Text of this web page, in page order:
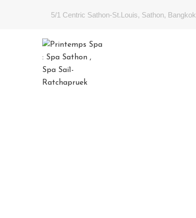
5/1 Centric Sathon-St.Louis, Sathon, Bangkok